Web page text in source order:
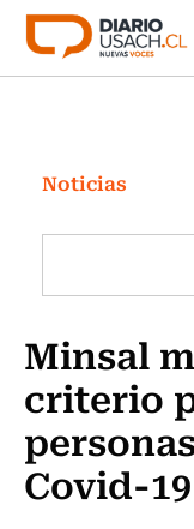
Click acá para ir
Investigación
Cultura
Programas
Noticias
Minsal
criterio
Covid-19